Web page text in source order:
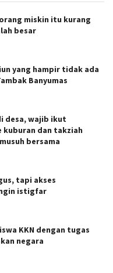
miskin itu kurang
besar
yang hampir tidak ada
Banyumas
desa, wajib ikut
kuburan dan takziah
bersama
tapi akses
istigfar
KKN dengan tugas
negara